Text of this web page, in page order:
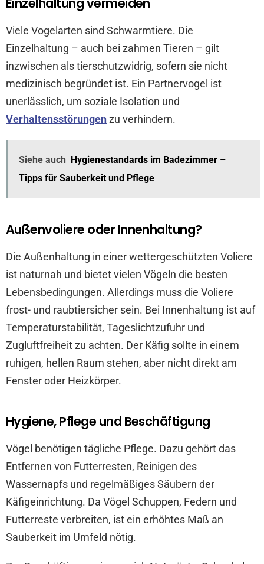
Einzelhaltung vermeiden
Viele Vogelarten sind Schwarmtiere. Die
Einzelhaltung – auch bei zahmen Tieren – gilt
inzwischen als tierschutzwidrig, sofern sie nicht
medizinisch begründet ist. Ein Partnervogel ist
unerlässlich, um soziale Isolation und
Verhaltensstörungenzu verhindern.
Siehe auch
Hygienestandards im Badezimmer –
Tipps für Sauberkeit und Pflege
Außenvoliere oder Innenhaltung?
Die Außenhaltung in einer wettergeschützten Voliere
ist naturnah und bietet vielen Vögeln die besten
Lebensbedingungen. Allerdings muss die Voliere
frost- und raubtiersicher sein. Bei Innenhaltung ist auf
Temperaturstabilität, Tageslichtzufuhr und
Zugluftfreiheit zu achten. Der Käfig sollte in einem
ruhigen, hellen Raum stehen, aber nicht direkt am
Fenster oder Heizkörper.
Hygiene, Pflege und Beschäftigung
Vögel benötigen tägliche Pflege. Dazu gehört das
Entfernen von Futterresten, Reinigen des
Wassernapfs und regelmäßiges Säubern der
Käfigeinrichtung. Da Vögel Schuppen, Federn und
Futterreste verbreiten, ist ein erhöhtes Maß an
Sauberkeit im Umfeld nötig.